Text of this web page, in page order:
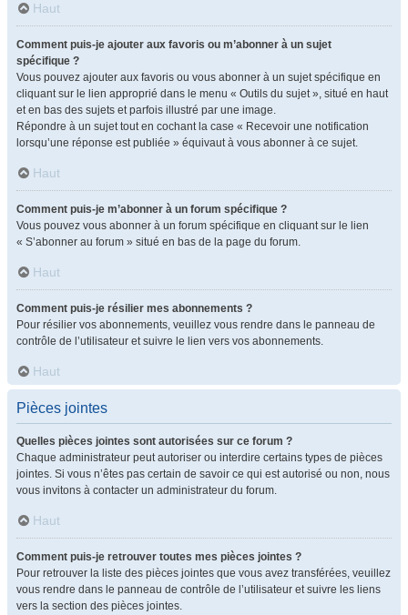
Haut
Comment puis-je ajouter aux favoris ou m’abonner à un sujet
spécifique ?
Vous pouvez ajouter aux favoris ou vous abonner à un sujet spécifique en
cliquant sur le lien approprié dans le menu « Outils du sujet », situé en haut
et en bas des sujets et parfois illustré par une image.
Répondre à un sujet tout en cochant la case « Recevoir une notification
lorsqu’une réponse est publiée » équivaut à vous abonner à ce sujet.
Haut
Comment puis-je m’abonner à un forum spécifique ?
Vous pouvez vous abonner à un forum spécifique en cliquant sur le lien
« S’abonner au forum » situé en bas de la page du forum.
Haut
Comment puis-je résilier mes abonnements ?
Pour résilier vos abonnements, veuillez vous rendre dans le panneau de
contrôle de l’utilisateur et suivre le lien vers vos abonnements.
Haut
Pièces jointes
Quelles pièces jointes sont autorisées sur ce forum ?
Chaque administrateur peut autoriser ou interdire certains types de pièces
jointes. Si vous n’êtes pas certain de savoir ce qui est autorisé ou non, nous
vous invitons à contacter un administrateur du forum.
Haut
Comment puis-je retrouver toutes mes pièces jointes ?
Pour retrouver la liste des pièces jointes que vous avez transférées, veuillez
vous rendre dans le panneau de contrôle de l’utilisateur et suivre les liens
vers la section des pièces jointes.